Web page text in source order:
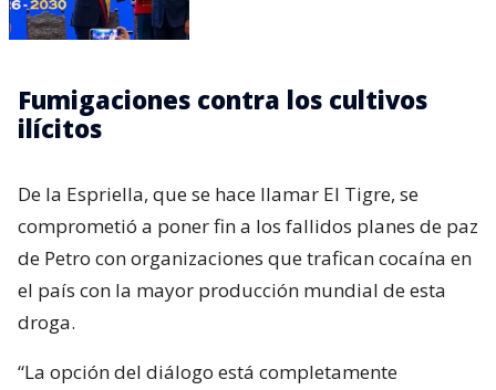
Fumigaciones contra los cultivos
ilícitos
De la Espriella, que se hace llamar El Tigre, se
comprometió a poner fin a los fallidos planes de paz
de Petro con organizaciones que trafican cocaína en
el país con la mayor producción mundial de esta
droga.
“La opción del diálogo está completamente